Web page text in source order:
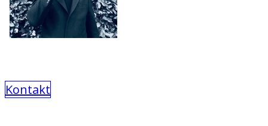
Kontakt